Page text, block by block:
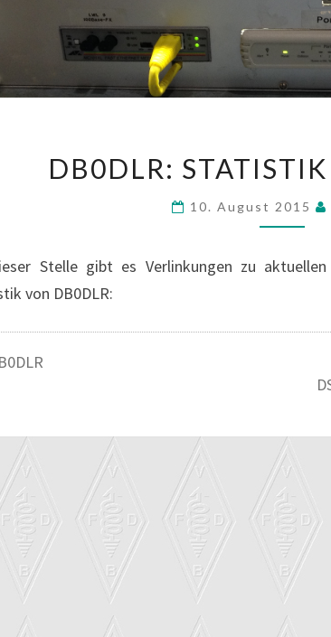
DB0DLR:
10. August 2015
Stelle gibt es Verlinkungen zu
von DB0DLR: